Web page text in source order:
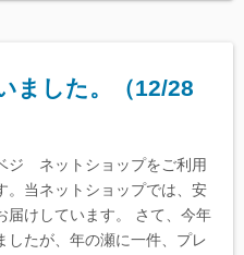
ました。（12/28
ジ ネットショップをご利用
。当ネットショップでは、安
届けしています。 さて、今年
したが、年の瀬に一件、プレ